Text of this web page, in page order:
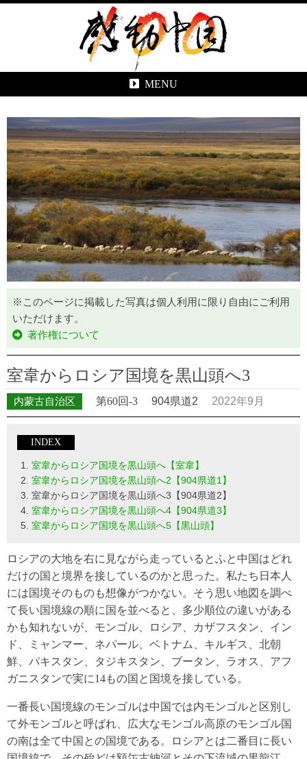
MENU
※このページに掲載した写真は個人利用に限り自由にご利用
いただけます。
著作権について
室韋からロシア国境を黒山頭へ3
内蒙古自治区 第60回-3 904県道2 2022年9月
INDEX
室韋からロシア国境を黒山頭へ【室韋】
室韋からロシア国境を黒山頭へ2【904県道1】
室韋からロシア国境を黒山頭へ3【904県道2】
室韋からロシア国境を黒山頭へ4【904県道3】
室韋からロシア国境を黒山頭へ5【黒山頭】
ロシアの大地を右に見ながら走っているとふと中国はどれ
だけの国と境界を接しているのかと思った。私たち日本人
には国境そのものも想像がつかない。そう思い地図を調べ
て長い国境線の順に国を並べると、多少順位の違いがある
かも知れないが、モンゴル、ロシア、カザフスタン、イン
ド、ミャンマー、ネパール、ベトナム、キルギス、北朝
鮮、パキスタン、タジキスタン、ブータン、ラオス、アフ
ガニスタンで実に14もの国と国境を接している。
一番長い国境線のモンゴルは中国では内モンゴルと区別し
て外モンゴルと呼ばれ、広大なモンゴル高原のモンゴル国
の南は全て中国との国境である。ロシアとは二番目に長い